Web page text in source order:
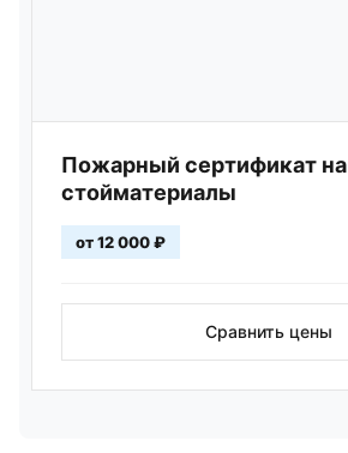
Пожарный сертификат на
стойматериалы
от 12 000 ₽
Сравнить цены